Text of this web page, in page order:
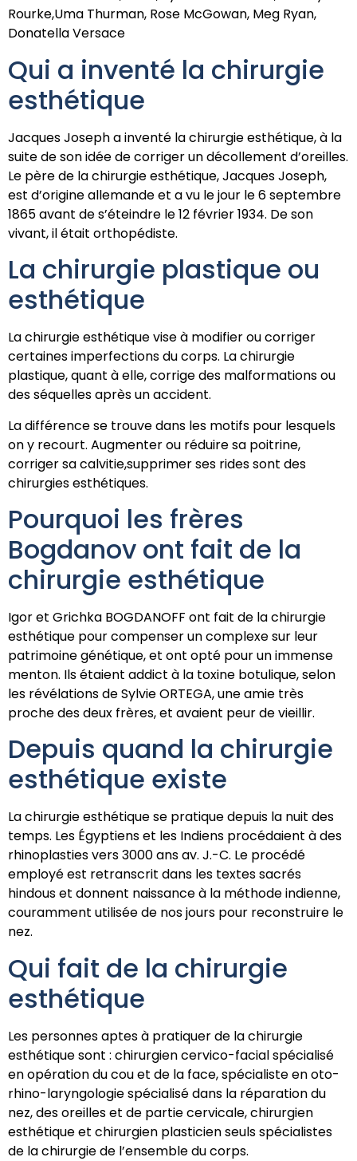
Rourke,Uma Thurman, Rose McGowan, Meg Ryan,
Donatella Versace
Qui a inventé la chirurgie
esthétique
Jacques Joseph a inventé la chirurgie esthétique, à la
suite de son idée de corriger un décollement d’oreilles.
Le père de la chirurgie esthétique, Jacques Joseph,
est d’origine allemande et a vu le jour le 6 septembre
1865 avant de s’éteindre le 12 février 1934. De son
vivant, il était orthopédiste.
La chirurgie plastique ou
esthétique
La chirurgie esthétique vise à modifier ou corriger
certaines imperfections du corps. La chirurgie
plastique, quant à elle, corrige des malformations ou
des séquelles après un accident.
La différence se trouve dans les motifs pour lesquels
on y recourt. Augmenter ou réduire sa poitrine,
corriger sa calvitie,supprimer ses rides sont des
chirurgies esthétiques.
Pourquoi les frères
Bogdanov ont fait de la
chirurgie esthétique
Igor et Grichka BOGDANOFF ont fait de la chirurgie
esthétique pour compenser un complexe sur leur
patrimoine génétique, et ont opté pour un immense
menton. Ils étaient addict à la toxine botulique, selon
les révélations de Sylvie ORTEGA, une amie très
proche des deux frères, et avaient peur de vieillir.
Depuis quand la chirurgie
esthétique existe
La chirurgie esthétique se pratique depuis la nuit des
temps. Les Égyptiens et les Indiens procédaient à des
rhinoplasties vers 3000 ans av. J.-C. Le procédé
employé est retranscrit dans les textes sacrés
hindous et donnent naissance à la méthode indienne,
couramment utilisée de nos jours pour reconstruire le
nez.
Qui fait de la chirurgie
esthétique
Les personnes aptes à pratiquer de la chirurgie
esthétique sont : chirurgien cervico-facial spécialisé
en opération du cou et de la face, spécialiste en oto-
rhino-laryngologie spécialisé dans la réparation du
nez, des oreilles et de partie cervicale, chirurgien
esthétique et chirurgien plasticien seuls spécialistes
de la chirurgie de l’ensemble du corps.